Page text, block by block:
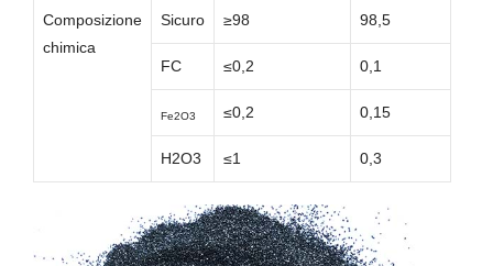
Composizione
chimica
Sicuro ≥98 98,5
FC ≤0,2 0,1
Fe2O3 ≤0,2 0,15
H2O3 ≤1 0,3